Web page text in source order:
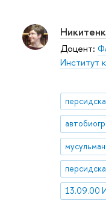
Доцент:
Институт